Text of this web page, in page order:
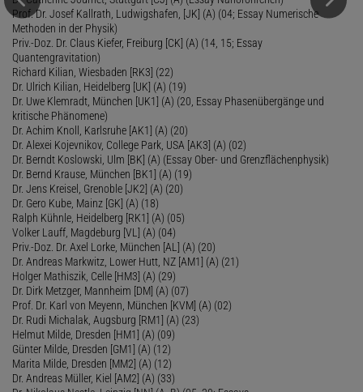
Prof. Dr. Josef Kallrath, Ludwigshafen, [JK] (A) (04; Essay Numerische
Methoden in der Physik)
Priv.-Doz. Dr. Claus Kiefer, Freiburg [CK] (A) (14, 15; Essay
Quantengravitation)
Richard Kilian, Wiesbaden [RK3] (22)
Dr. Ulrich Kilian, Heidelberg [UK] (A) (19)
Dr. Uwe Klemradt, München [UK1] (A) (20, Essay Phasenübergänge und
kritische Phänomene)
Dr. Achim Knoll, Karlsruhe [AK1] (A) (20)
Dr. Alexei Kojevnikov, College Park, USA [AK3] (A) (02)
Dr. Berndt Koslowski, Ulm [BK] (A) (Essay Ober- und Grenzflächenphysik)
Dr. Bernd Krause, München [BK1] (A) (19)
Dr. Jens Kreisel, Grenoble [JK2] (A) (20)
Dr. Gero Kube, Mainz [GK] (A) (18)
Ralph Kühnle, Heidelberg [RK1] (A) (05)
Volker Lauff, Magdeburg [VL] (A) (04)
Priv.-Doz. Dr. Axel Lorke, München [AL] (A) (20)
Dr. Andreas Markwitz, Lower Hutt, NZ [AM1] (A) (21)
Holger Mathiszik, Celle [HM3] (A) (29)
Dr. Dirk Metzger, Mannheim [DM] (A) (07)
Prof. Dr. Karl von Meyenn, München [KVM] (A) (02)
Dr. Rudi Michalak, Augsburg [RM1] (A) (23)
Helmut Milde, Dresden [HM1] (A) (09)
Günter Milde, Dresden [GM1] (A) (12)
Marita Milde, Dresden [MM2] (A) (12)
Dr. Andreas Müller, Kiel [AM2] (A) (33)